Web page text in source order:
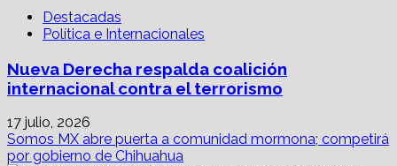
Destacadas
Política e Internacionales
Nueva Derecha respalda coalición
internacional contra el terrorismo
17 julio, 2026
Somos MX abre puerta a comunidad mormona; competirá
por gobierno de Chihuahua